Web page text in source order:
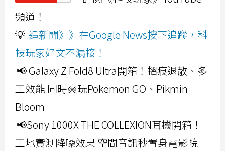
頻道！
💡 追新聞》》在Google News按下追蹤，科
技玩家好文不漏接！
📢 Galaxy Z Fold8 Ultra開箱！摺痕退散、多
工效能 同時爽玩Pokemon GO、Pikmin
Bloom
📢Sony 1000X THE COLLEXION耳機開箱！
工地實測降噪效果 空間音訊秒置身電影院